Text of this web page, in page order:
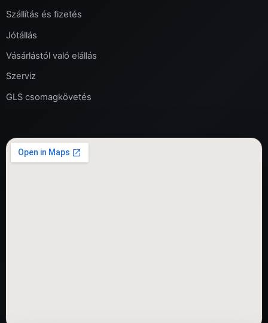
Szállítás és fizetés
Jótállás
Vásárlástól való elállás
Szerviz
GLS csomagkövetés